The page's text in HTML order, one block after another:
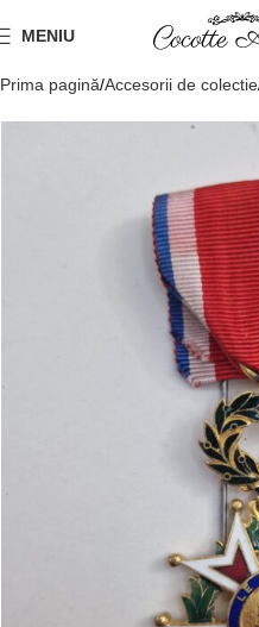
MENIU
Prima pagină Accesorii de colectie